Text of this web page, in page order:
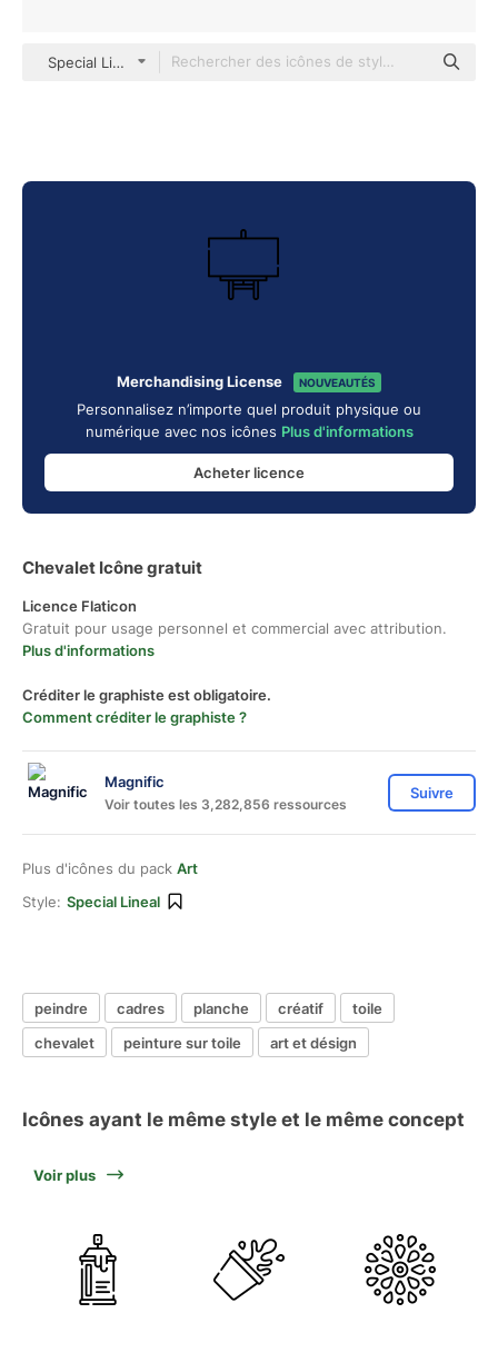
Special Lineal
Merchandising License NOUVEAUTÉS
Personnalisez n’importe quel produit physique ou
numérique avec nos icônes Plus d'informations
Acheter licence
Chevalet Icône gratuit
Licence Flaticon
Gratuit pour usage personnel et commercial avec attribution.
Plus d'informations
Créditer le graphiste est obligatoire.
Comment créditer le graphiste ?
Magnific
Voir toutes les 3,282,856 ressources
Suivre
Plus d'icônes du pack Art
Style: Special Lineal
peindre cadres planche créatif
toile
chevalet
peinture sur toile art et désign
Icônes ayant le même style et le même concept
Voir plus